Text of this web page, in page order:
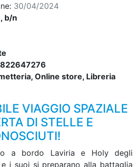
30/04/2024
b/n
Online store, Libreria
VIAGGIO SPAZIALE
DI STELLE E
a bordo Laviria e Holy degli
e i suoi si preparano alla battaglia